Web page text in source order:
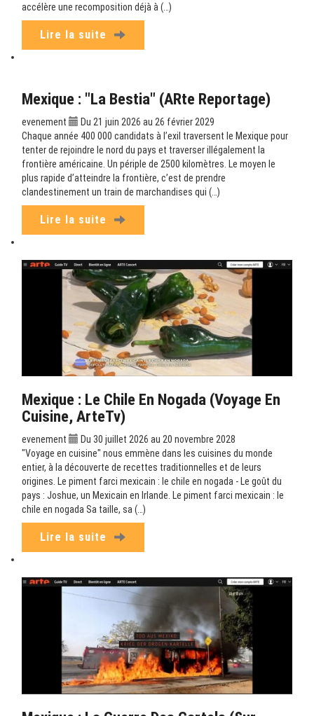
accélère une recomposition déjà à (…)
Lire la suite
Mexique : "La Bestia" (ARte Reportage)
evenement
Du 21 juin 2026 au 26 février 2029
Chaque année 400 000 candidats à l’exil traversent le Mexique pour
tenter de rejoindre le nord du pays et traverser illégalement la
frontière américaine. Un périple de 2500 kilomètres. Le moyen le
plus rapide d’atteindre la frontière, c’est de prendre
clandestinement un train de marchandises qui (…)
Lire la suite
Mexique : Le Chile En Nogada (Voyage En
Cuisine, ArteTv)
evenement
Du 30 juillet 2026 au 20 novembre 2028
"Voyage en cuisine" nous emmène dans les cuisines du monde
entier, à la découverte de recettes traditionnelles et de leurs
origines. Le piment farci mexicain : le chile en nogada - Le goût du
pays : Joshue, un Mexicain en Irlande. Le piment farci mexicain : le
chile en nogada Sa taille, sa (…)
Lire la suite